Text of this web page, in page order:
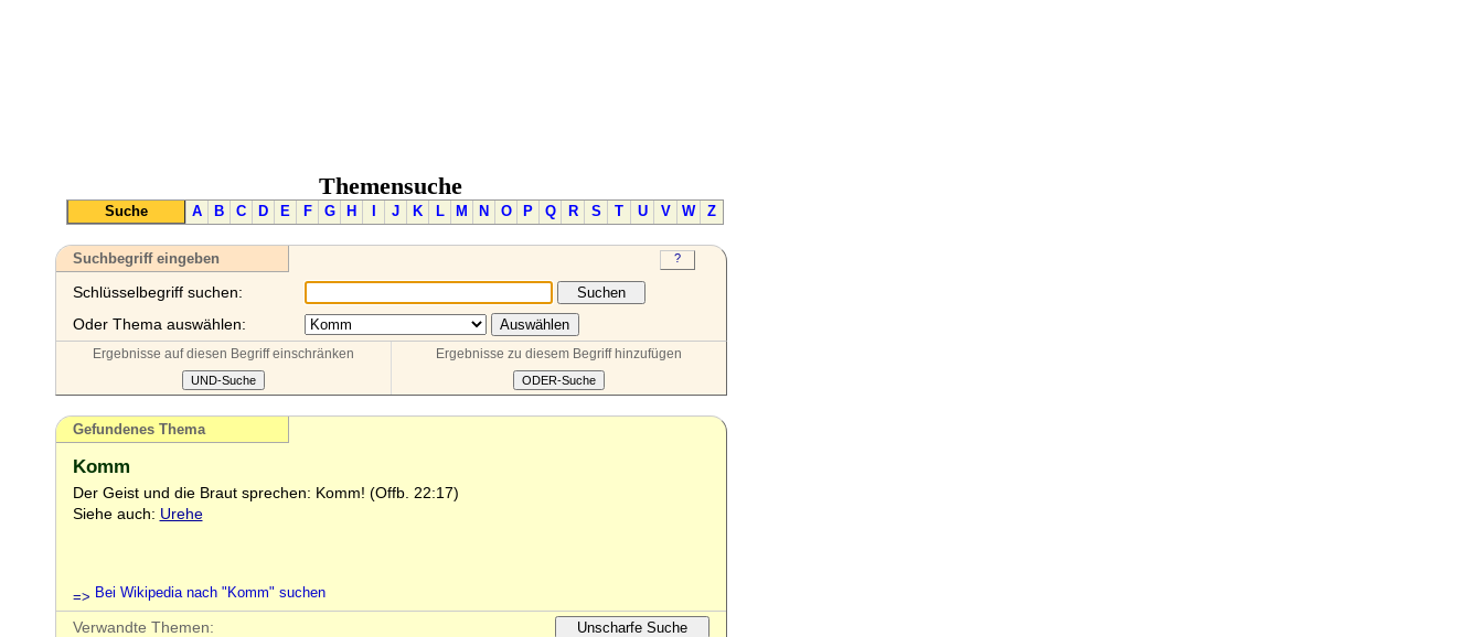
Themensuche
Suche A B C D E F G H I J K L M N O P Q R S T U V W Z
Suchbegriff eingeben
Schlüsselbegriff suchen:
Oder Thema auswählen:
Ergebnisse auf diesen Begriff einschränken Ergebnisse zu diesem Begriff hinzufügen
Gefundenes Thema
Komm
Der Geist und die Braut sprechen: Komm! (Offb. 22:17)
Siehe auch: Urehe
Bei Wikipedia nach "Komm" suchen
Verwandte Themen: